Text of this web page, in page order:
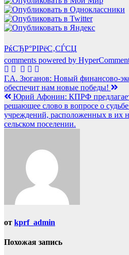
РќСЂР°РІРёС‚СЃСЏ
comments powered by
Навигация
по
записям
Г.А. Зюганов: Новый финансово-
обеспечит нам новые победы!
Юрий Афонин: КПРФ
решающее слово в вопросе о
учреждений, расположенных в их
сельском поселении.
от kprf_admin
Похожая запись